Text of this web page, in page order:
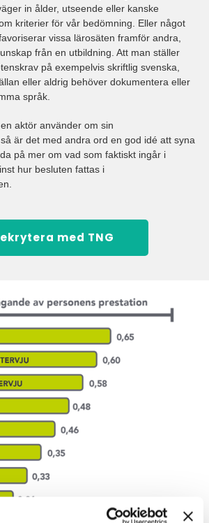
in ålder, utseende eller kanske
kriterier för vår bedömning. Eller något
vissa lärosäten framför andra,
från en utbildning. Att man ställer
på exempelvis skriftlig svenska,
eller aldrig behöver dokumentera eller
språk.
aktör använder om sin
är det med andra ord en god idé att syna
på mer om vad som faktiskt ingår i
hur besluten fattas i
med TNG